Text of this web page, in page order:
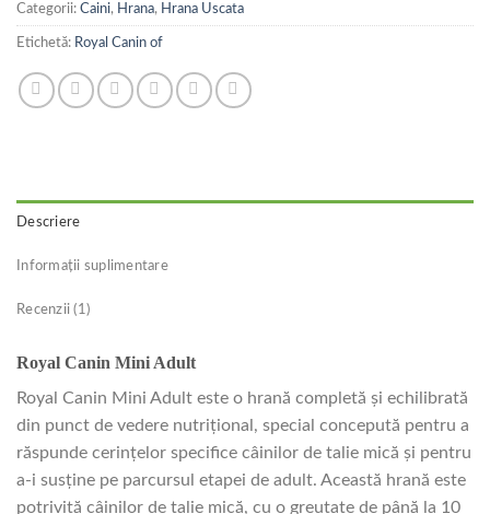
Categorii: Caini, Hrana, Hrana Uscata
Etichetă: Royal Canin of
Descriere
Informații suplimentare
Recenzii (1)
Royal Canin Mini Adult
Royal Canin Mini Adult este o hrană completă şi echilibrată
din punct de vedere nutriţional, special concepută pentru a
răspunde cerinţelor specifice câinilor de talie mică şi pentru
a-i susţine pe parcursul etapei de adult. Această hrană este
potrivită câinilor de talie mică, cu o greutate de până la 10